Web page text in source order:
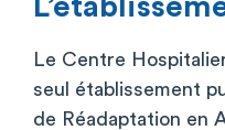
Le Centre
seul établissement
de Réadaptation en